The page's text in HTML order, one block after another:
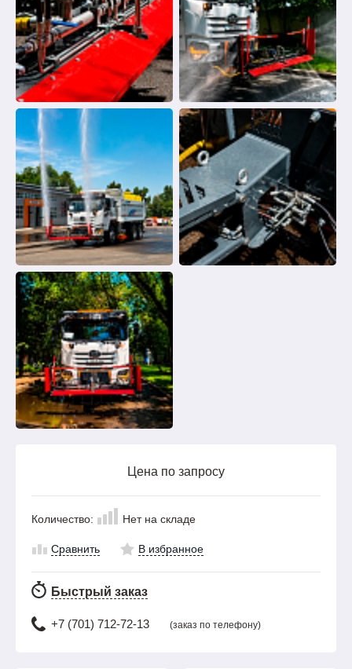
Цена по запросу
Количество: Нет на складе
Сравнить В избранное
Быстрый заказ
+7 (701) 712-72-13 (заказ по телефону)